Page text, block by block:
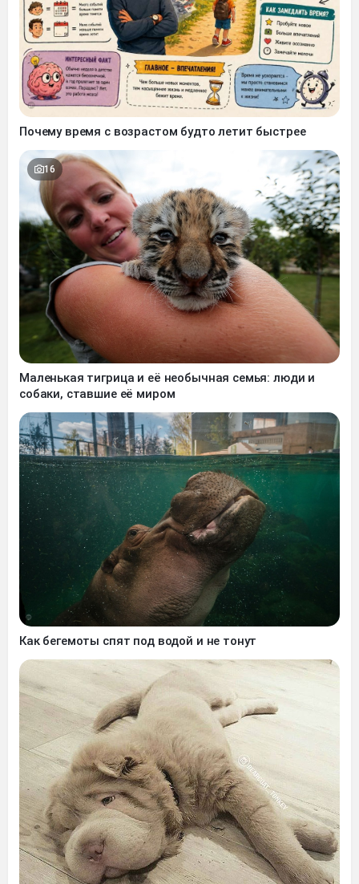
Почему время с возрастом будто летит быстрее
16
Маленькая тигрица и её необычная семья: люди и
собаки, ставшие её миром
Как бегемоты спят под водой и не тонут